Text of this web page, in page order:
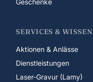
Geschenke
SERVICES & WISSEN
Aktionen & Anlässe
Dienstleistungen
Laser-Gravur (Lamy)